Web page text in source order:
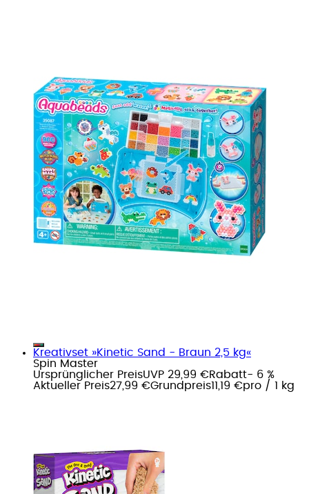
Kreativset »Kinetic Sand - Braun 2,5 kg«
Spin Master
Ursprünglicher PreisUVP 29,99 €Rabatt- 6 %
Aktueller Preis27,99 €Grundpreis11,19 €pro / 1 kg